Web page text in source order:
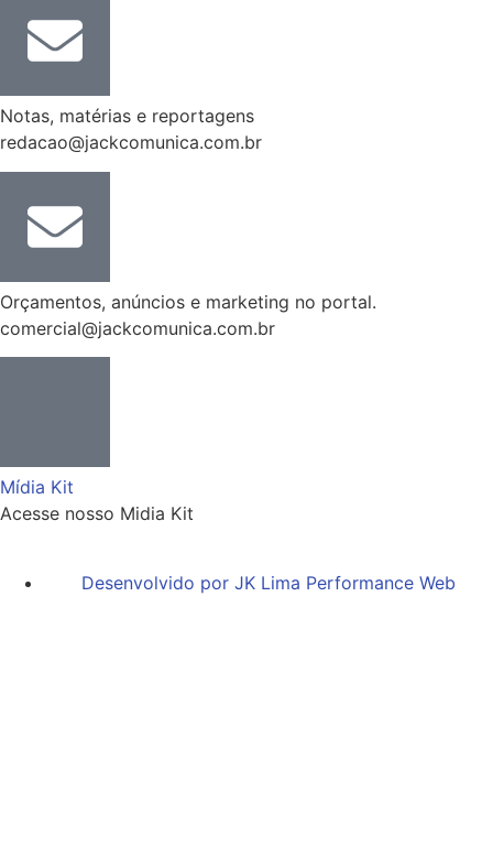
Notas, matérias e reportagens
redacao@jackcomunica.com.br
Orçamentos, anúncios e marketing no portal.
comercial@jackcomunica.com.br
Mídia Kit
Acesse nosso Midia Kit
Desenvolvido por JK Lima Performance Web